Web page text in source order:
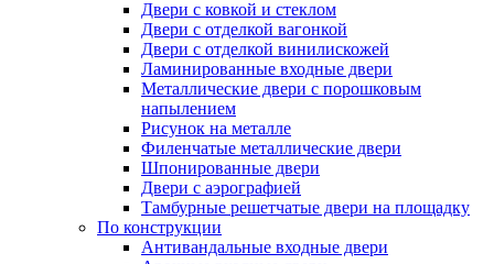
Двери с ковкой и стеклом
Двери с отделкой вагонкой
Двери с отделкой винилискожей
Ламинированные входные двери
Металлические двери с порошковым
напылением
Рисунок на металле
Филенчатые металлические двери
Шпонированные двери
Двери с аэрографией
Тамбурные решетчатые двери на площадку
По конструкции
Антивандальные входные двери